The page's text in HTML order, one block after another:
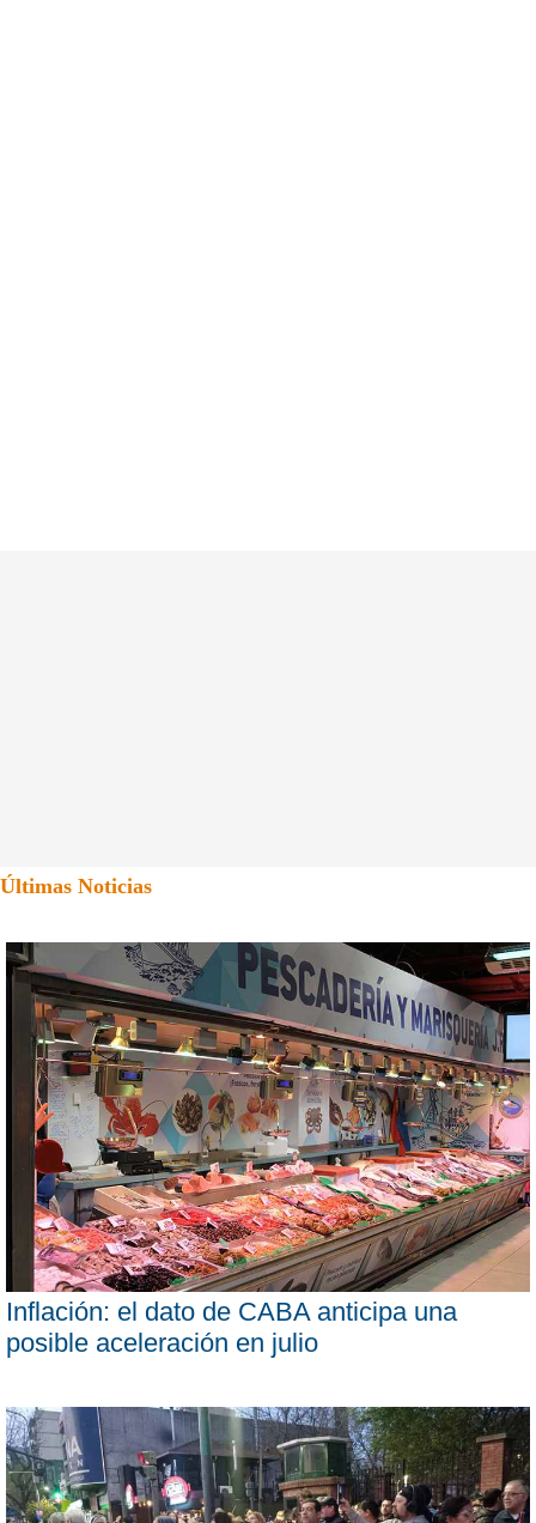
Últimas Noticias
Inflación: el dato de CABA anticipa una
posible aceleración en julio